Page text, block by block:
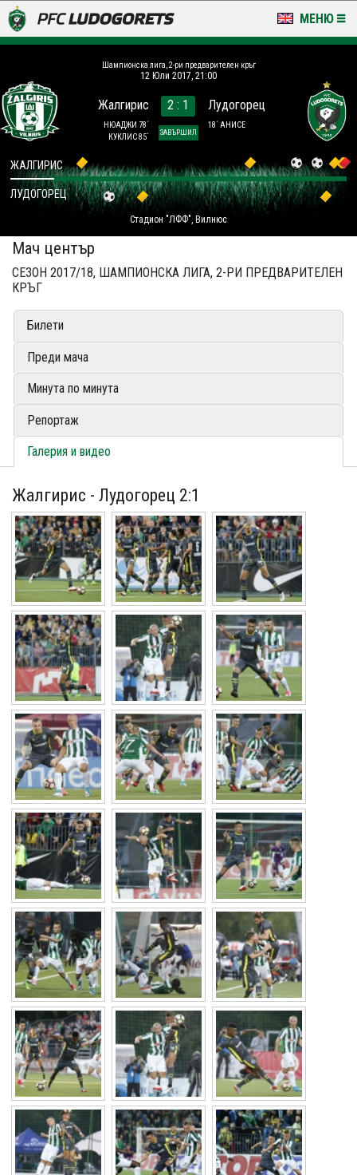
МЕНЮ
LUDOGORETS TV
НА ТЕРЕНА
СТАДИОН & БАЗИ
КЛУБ
ЗА ФЕНОВЕ
Шампионска лига, 2-ри предварителен кръг
12 Юли 2017, 21:00
Жалгирис
НЮАДЖИ 78´
КУКЛИС 85´
2 : 1
ЗАВЪРШИЛ
Лудогорец
18´ АНИСЕ
Стадион "ЛФФ", Вилнюс
ЖАЛГИРИС
ЛУДОГОРЕЦ
Мач център
СЕЗОН 2017/18, ШАМПИОНСКА ЛИГА, 2-РИ ПРЕДВАРИТЕЛЕН
КРЪГ
Билети
Преди мача
Минута по минута
Репортаж
Галерия и видео
Жалгирис - Лудогорец 2:1